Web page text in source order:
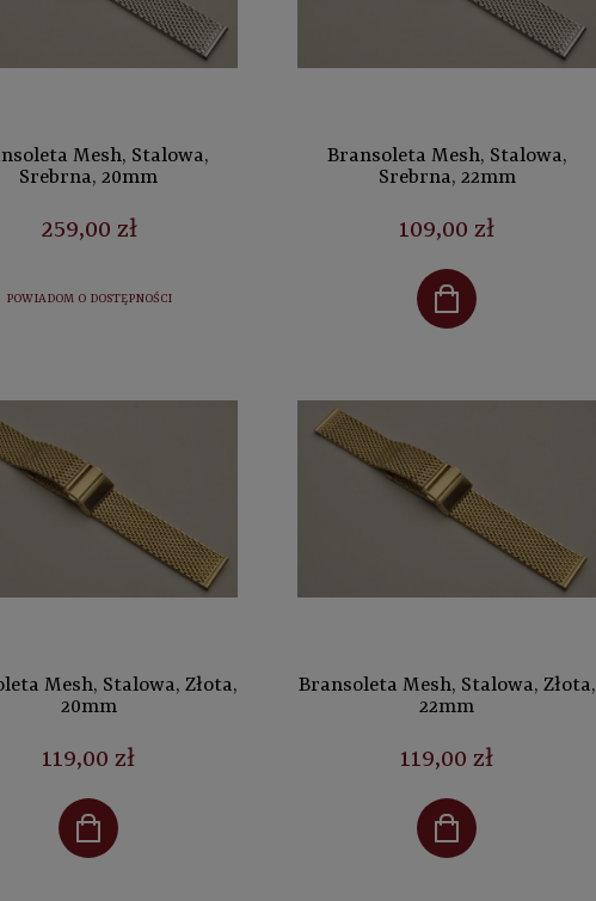
Mesh, Stalowa,
Srebrna, 20mm
259,00 zł
POWIADOM O DOSTĘPNOŚCI
Bransoleta Mesh, Stalowa,
Srebrna, 22mm
109,00 zł
Mesh, Stalowa, Złota,
20mm
119,00 zł
Bransoleta Mesh, Stalowa, Złota,
22mm
119,00 zł